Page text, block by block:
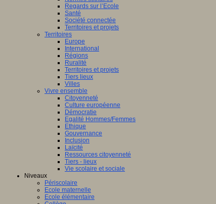
Regards sur l’Ecole
Santé
Société connectée
Territoires et projets
Territoires
Europe
International
Régions
Ruralité
Territoires et projets
Tiers lieux
Villes
Vivre ensemble
Citoyenneté
Culture européenne
Démocratie
Egalité Hommes/Femmes
Ethique
Gouvernance
Inclusion
Laïcité
Ressources citoyenneté
Tiers - lieux
Vie scolaire et sociale
Niveaux
Périscolaire
Ecole maternelle
Ecole élémentaire